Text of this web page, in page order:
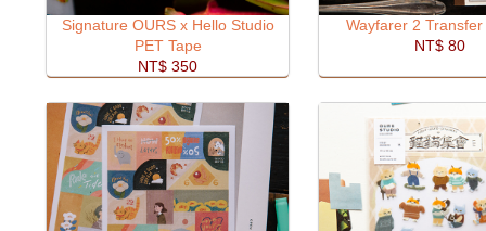
Signature OURS x Hello Studio
PET Tape
NT$ 350
Wayfarer 2
NT$ 80